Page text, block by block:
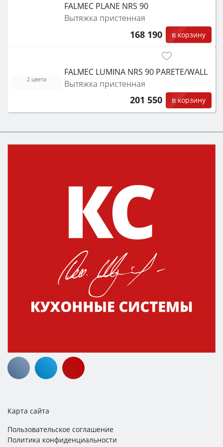
FALMEC PLANE NRS 90
Вытяжка пристенная
168 190 в корзину
FALMEC LUMINA NRS 90 PARETE/WALL
Вытяжка пристенная
201 550 в корзину
2 цвета
Карта сайта
Пользовательское соглашение
Политика конфиденциальности